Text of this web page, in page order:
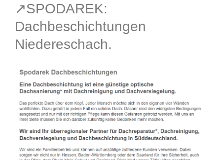
↗️SPODAREK:
Dachbeschichtungen
Niedereschach.